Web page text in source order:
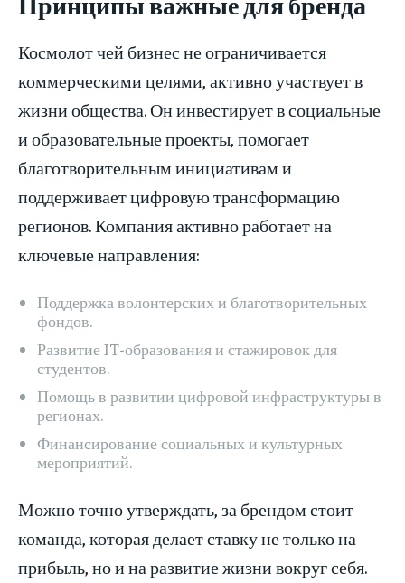
Космолот чей бизнес не ограничивается
коммерческими целями, активно участвует в
жизни общества. Он инвестирует в социальные
и образовательные проекты, помогает
благотворительным инициативам и
поддерживает цифровую трансформацию
регионов. Компания активно работает на
ключевые направления:
Поддержка волонтерских и благотворительных
фондов.
Развитие IT-образования и стажировок для
студентов.
Помощь в развитии цифровой инфраструктуры в
регионах.
Финансирование социальных и культурных
мероприятий.
Можно точно утверждать, за брендом стоит
команда, которая делает ставку не только на
прибыль, но и на развитие жизни вокруг себя.